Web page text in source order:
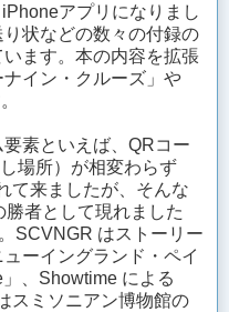
アプリになりまし
状などの数々の付録の
ます。本の内容を拡張
イン・クルーズ」や
素といえば、QRコー
場所）が相変わらず
て来ましたが、そんな
者として現れました
SCVNGR はストーリー
ーイングランド・ペイ
、Showtime による
スミソニアン博物館の